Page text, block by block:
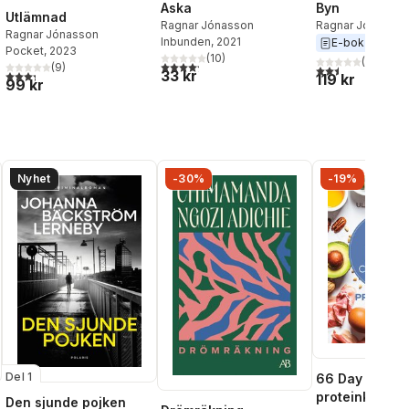
röster:
Utlämnad
Ragnar Jónasson
Pocket, 2023
3,3utav 5 stjärnor. Totalt antal röster:
(9)
99 kr
Aska
Ragnar Jónasson
Inbunden, 2021
4,2utav 5 stjärnor. Totalt antal röster:
(10)
33 kr
Byn
Ragnar Jónasson
E-bok
2,5utav 5(
119 kr
Nyhet
Del 1
Den sjunde pojken
-30% -19%
66 Day
proteinkost